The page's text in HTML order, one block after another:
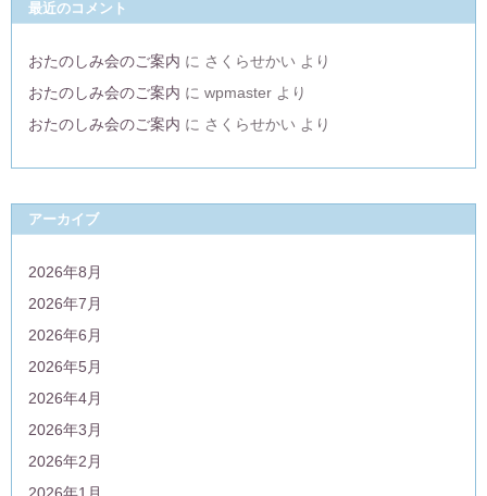
最近のコメント
おたのしみ会のご案内 に さくらせかい より
おたのしみ会のご案内 に wpmaster より
おたのしみ会のご案内 に さくらせかい より
アーカイブ
2026年8月
2026年7月
2026年6月
2026年5月
2026年4月
2026年3月
2026年2月